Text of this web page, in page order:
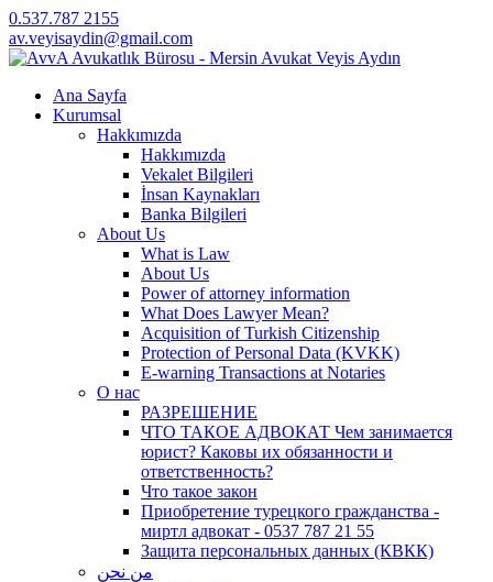
0.537.787 2155
av.veyisaydin@gmail.com
Ana Sayfa
Kurumsal
Hakkımızda
Hakkımızda
Vekalet Bilgileri
İnsan Kaynakları
Banka Bilgileri
About Us
What is Law
About Us
Power of attorney information
What Does Lawyer Mean?
Acquisition of Turkish Citizenship
Protection of Personal Data (KVKK)
E-warning Transactions at Notaries
О нас
РАЗРЕШЕНИЕ
ЧТО ТАКОЕ АДВОКАТ Чем занимается
юрист? Каковы их обязанности и
ответственность?
Что такое закон
Приобретение турецкого гражданства -
миртл адвокат - 0537 787 21 55
Защита персональных данных (КВКК)
من نحن